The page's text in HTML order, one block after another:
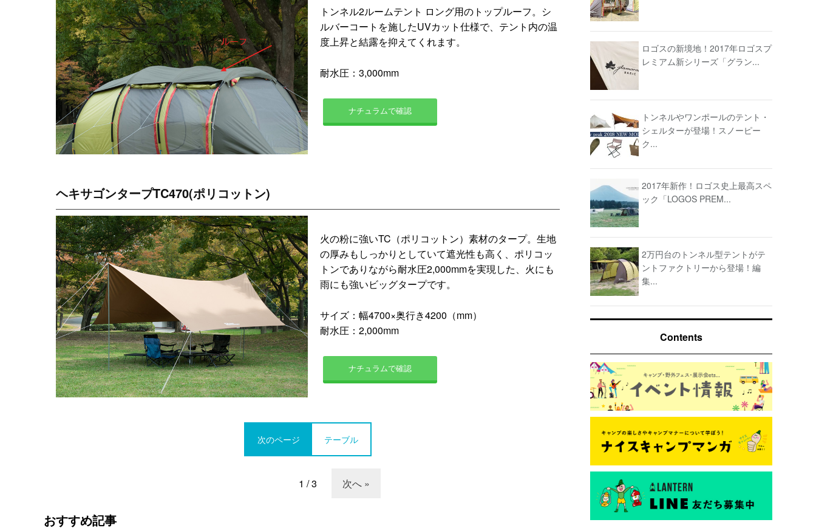
トンネル2ルームテント ロング用のトップルーフ。シ
ルバーコートを施したUVカット仕様で、テント内の温
度上昇と結露を抑えてくれます。
耐水圧：3,000mm
ナチュラムで確認
ヘキサゴンタープTC470(ポリコットン)
火の粉に強いTC（ポリコットン）素材のタープ。生地
の厚みもしっかりとしていて遮光性も高く、ポリコッ
トンでありながら耐水圧2,000mmを実現した、火にも
雨にも強いビッグタープです。
サイズ：幅4700×奥行き4200（mm）
耐水圧：2,000mm
ナチュラムで確認
次のページ テーブル
次へ »
1 / 3
おすすめ記事
ロゴスの新境地！2017年ロゴスプ
レミアム新シリーズ「グラン...
トンネルやワンポールのテント・
シェルターが登場！スノーピー
ク...
2017年新作！ロゴス史上最高スペ
ック「LOGOS PREM...
2万円台のトンネル型テントがテ
ントファクトリーから登場！編
集...
Contents